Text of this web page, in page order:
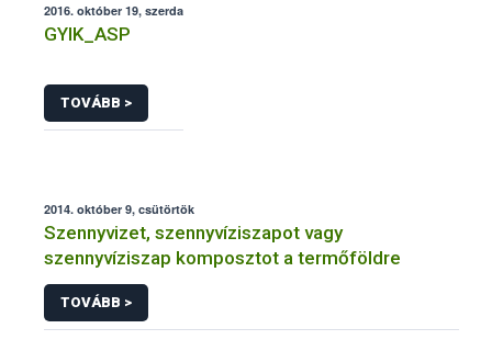
2016. október 19, szerda
GYIK_ASP
TOVÁBB >
2014. október 9, csütörtök
Szennyvizet, szennyvíziszapot vagy
szennyvíziszap komposztot a termőföldre
TOVÁBB >